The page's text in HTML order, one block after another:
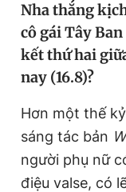
Sản phẩm khác
Tiện ích
Thông tin tòa
Nha thắng
cô gái Tây
kết thứ hai
nay (16.8)?
Hơn một thế
sáng tác bản
người phụ nữ
điệu valse, có